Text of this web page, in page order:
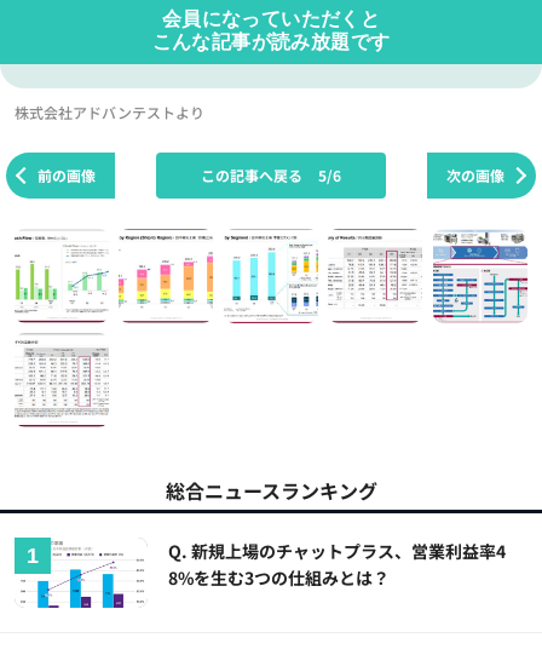
会員になっていただくと
こんな記事が読み放題です
株式会社アドバンテストより
前の画像 次の画像
この記事へ戻る 5/6
総合ニュースランキング
Q. 新規上場のチャットプラス、営業利益率4
8%を生む3つの仕組みとは？